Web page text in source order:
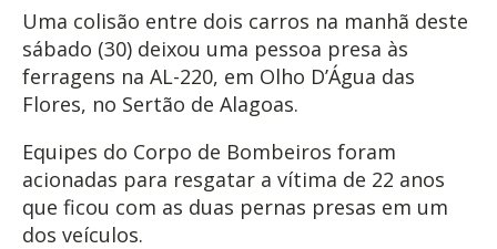
Uma colisão entre dois carros na manhã deste
sábado (30) deixou uma pessoa presa às
ferragens na AL-220, em Olho D’Água das
Flores, no Sertão de Alagoas.
Equipes do Corpo de Bombeiros foram
acionadas para resgatar a vítima de 22 anos
que ficou com as duas pernas presas em um
dos veículos.